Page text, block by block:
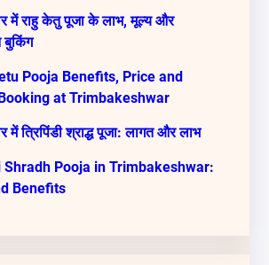
में राहु केतु पूजा के लाभ, मूल्य और
Pooja Benefits, Price and
at Trimbakeshwar
में त्रिपिंडी श्राद्ध पूजा: लागत और लाभ
Shradh Pooja in Trimbakeshwar:
Benefits